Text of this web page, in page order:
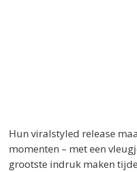
Hun viralstyled release
momenten – met een
grootste indruk maken